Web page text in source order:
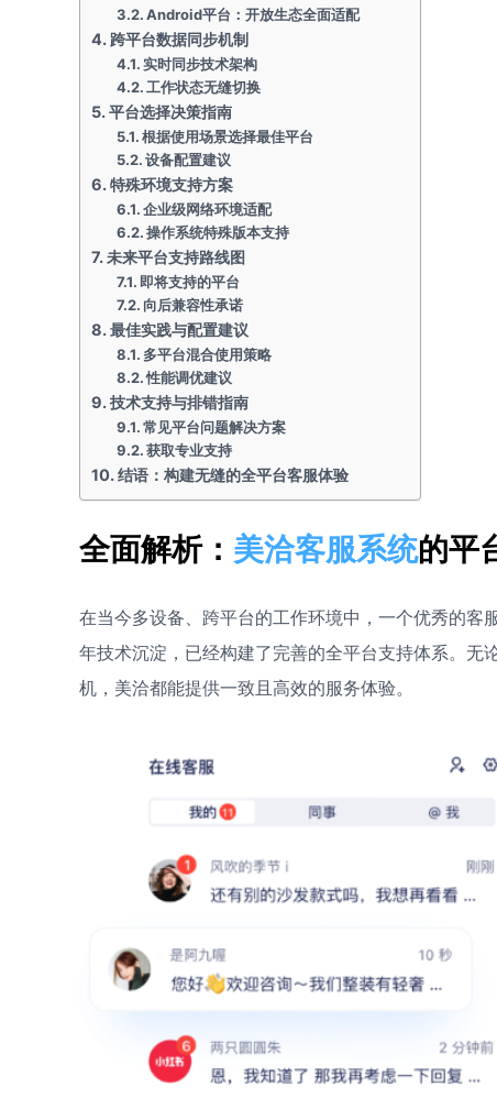
Android平台：开放生态全面适配
跨平台数据同步机制
实时同步技术架构
工作状态无缝切换
平台选择决策指南
根据使用场景选择最佳平台
设备配置建议
特殊环境支持方案
企业级网络环境适配
操作系统特殊版本支持
未来平台支持路线图
即将支持的平台
向后兼容性承诺
最佳实践与配置建议
多平台混合使用策略
性能调优建议
技术支持与排错指南
常见平台问题解决方案
获取专业支持
结语：构建无缝的全平台客服体验
全面解析： 美洽客服系统的平
在当今多设备、跨平台的工作环境中，一个优秀的客
年技术沉淀，已经构建了完善的全平台支持体系。
机，美洽都能提供一致且高效的服务体验。